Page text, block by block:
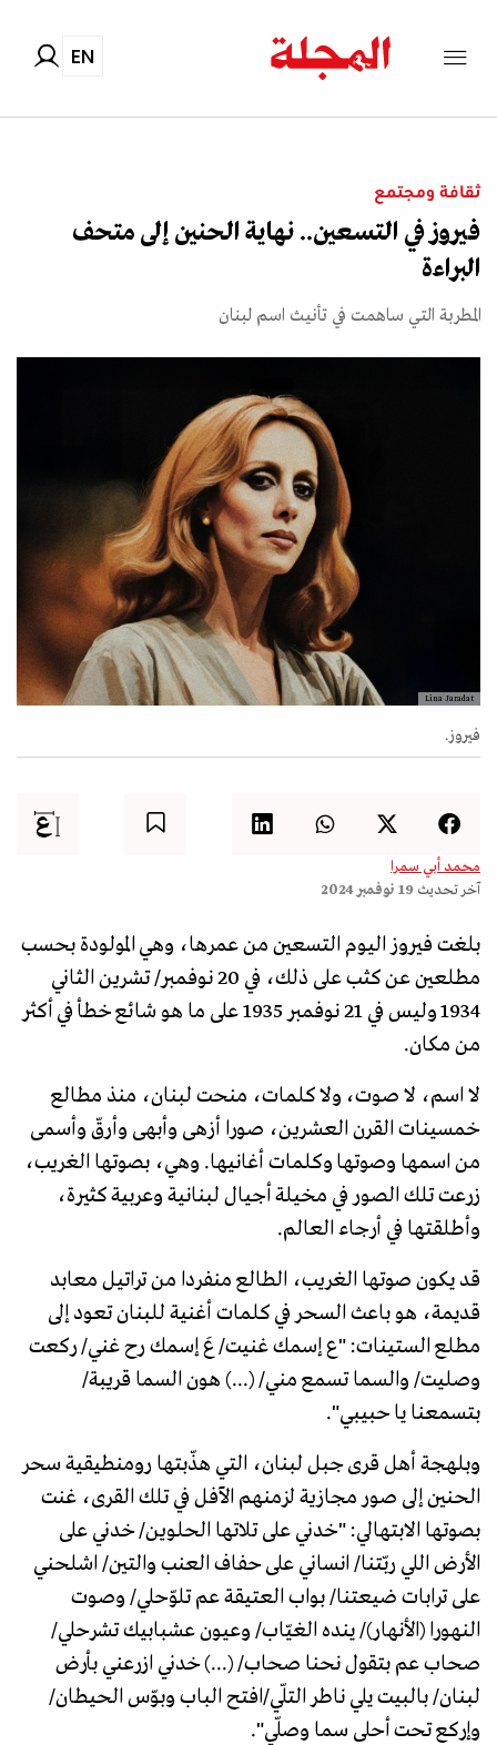
EN
ثقافة ومجتمع
فيروز في التسعين.. نهاية الحنين إلى متحف
البراءة
المطربة التي ساهمت في تأنيث اسم لبنان
Lina Jaradat
فيروز.
محمد أبي سمرا
آخر تحديث 19 نوفمبر 2024
بلغت فيروز اليوم التسعين من عمرها، وهي المولودة بحسب
مطلعين عن كثب على ذلك، في 20 نوفمبر/ تشرين الثاني
1934 وليس في 21 نوفمبر 1935 على ما هو شائع خطأ في أكثر
من مكان.
لا اسم، لا صوت، ولا كلمات، منحت لبنان، منذ مطالع
خمسينات القرن العشرين، صورا أزهى وأبهى وأرقّ وأسمى
من اسمها وصوتها وكلمات أغانيها. وهي، بصوتها الغريب،
زرعت تلك الصور في مخيلة أجيال لبنانية وعربية كثيرة،
وأطلقتها في أرجاء العالم.
قد يكون صوتها الغريب، الطالع منفردا من تراتيل معابد
قديمة، هو باعث السحر في كلمات أغنية للبنان تعود إلى
مطلع الستينات: "ع إسمك غنيت/ عَ إسمك رح غني/ ركعت
وصليت/ والسما تسمع مني/ (...) هون السما قريبة/
بتسمعنا يا حبيبي".
وبلهجة أهل قرى جبل لبنان، التي هذّبتها رومنطيقية سحر
الحنين إلى صور مجازية لزمنهم الآفل في تلك القرى، غنت
بصوتها الابتهالي: "خدني على تلاتها الحلوين/ خدني على
الأرض اللي ربّتنا/ انساني على حفاف العنب والتين/ اشلحني
على ترابات ضيعتنا/ بواب العتيقة عم تلوّحلي/ وصوت
النهورا (الأنهار)/ ينده الغيّاب/ وعيون عشبابيك تشرحلي/
صحاب عم بتقول نحنا صحاب/ (...) خدني ازرعني بأرض
لبنان/ بالبيت يلي ناطر التلّي/افتح الباب وبوّس الحيطان/
وإركع تحت أحلى سما وصلّي".